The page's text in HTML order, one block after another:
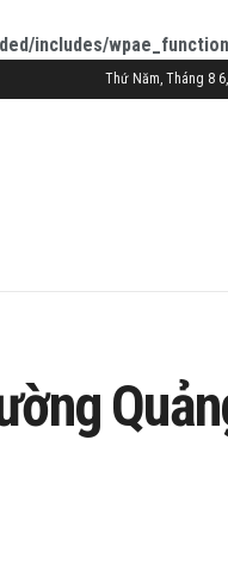
includes/
Thứ Năm, Tháng 8